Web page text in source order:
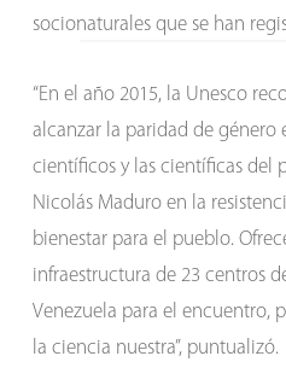
socionaturales que se han
“En el año 2015, la Unesco
alcanzar la paridad de género
científicos y las científicas del
Nicolás Maduro en la
bienestar para el pueblo.
infraestructura de 23 centros
Venezuela para el encuentro,
la ciencia nuestra”, puntualizó.